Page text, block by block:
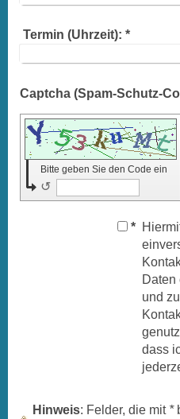
Termin (Uhrzeit): *
Bitte geben Sie den Code ein
↺
*
Daten
und
dass
Hinweis : Felder, die mit *